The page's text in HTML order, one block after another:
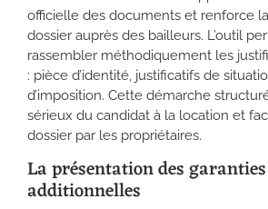
officielle des documents et renforce
dossier auprès des bailleurs. L’outil
rassembler méthodiquement les
: pièce d’identité, justificatifs de
d’imposition. Cette démarche
sérieux du candidat à la location et
dossier par les propriétaires.
La présentation des garanties
additionnelles